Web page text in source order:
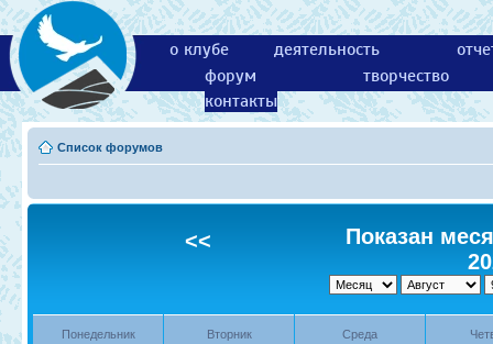
о клубе деятельность
форум
творчество
контакты
Список форумов
<<
Показан
Понедельник Вторник Среда